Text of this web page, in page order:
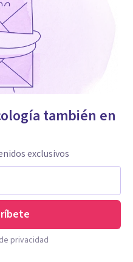
también en
exclusivos
privacidad